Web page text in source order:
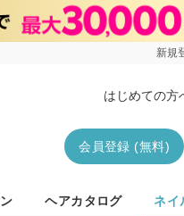
新規
はじめての方
会員登録 (無料)
ヘアカタログ ネイ